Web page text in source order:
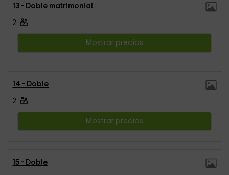
13 - Doble matrimonial
2
Mostrar precios
14 - Doble
2
Mostrar precios
15 - Doble